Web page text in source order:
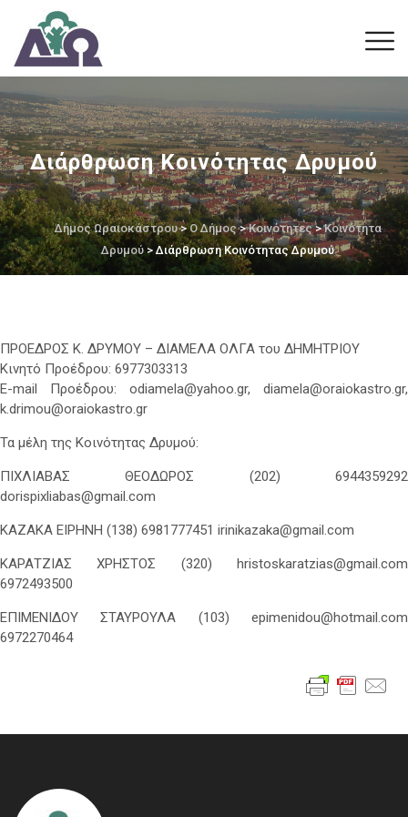
Διάρθρωση Κοινότητας Δρυμού
Δήμος Ωραιοκάστρου>Ο Δήμος>Κοινότητες>Κοινότητα
Δρυμού > Διάρθρωση Κοινότητας Δρυμού
ΠΡΟΕΔΡΟΣ Κ. ΔΡΥΜΟΥ – ΔΙΑΜΕΛΑ ΟΛΓΑ του ΔΗΜΗΤΡΙΟΥ
Κινητό Προέδρου: 6977303313
E-mail Προέδρου: odiamela@yahoo.gr, diamela@oraiokastro.gr,
k.drimou@oraiokastro.gr
Τα μέλη της Κοινότητας Δρυμού:
ΠΙΧΛΙΑΒΑΣ ΘΕΟΔΩΡΟΣ (202) 6944359292
dorispixliabas@gmail.com
ΚΑΖΑΚΑ ΕΙΡΗΝΗ (138) 6981777451 irinikazaka@gmail.com
ΚΑΡΑΤΖΙΑΣ ΧΡΗΣΤΟΣ (320) hristoskaratzias@gmail.com
6972493500
ΕΠΙΜΕΝΙΔΟΥ ΣΤΑΥΡΟΥΛΑ (103) epimenidou@hotmail.com
6972270464